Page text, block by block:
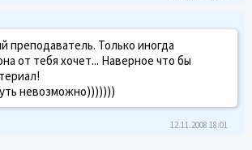
преподаватель. Только иногда
от тебя хочет... Наверное что бы
невозможно)))))))
12.11.2008 18:01